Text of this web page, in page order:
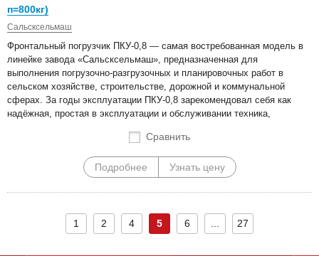
п=800кг)
Сальсксельмаш
Фронтальный погрузчик ПКУ-0,8 — самая востребованная модель в
линейке завода «Сальсксельмаш», предназначенная для
выполнения погрузочно-разгрузочных и планировочных работ в
сельском хозяйстве, строительстве, дорожной и коммунальной
сферах. За годы эксплуатации ПКУ-0,8 зарекомендовал себя как
надёжная, простая в эксплуатации и обслуживании техника,
Сравнить
Подробнее Узнать цену
1 2 4 5 6 27